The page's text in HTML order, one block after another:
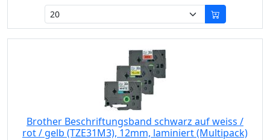
Brother Beschriftungsband schwarz auf weiss /
rot / gelb (TZE31M3), 12mm, laminiert (Multipack)